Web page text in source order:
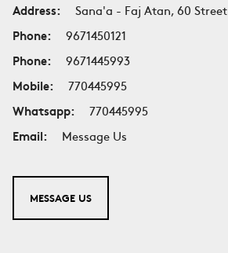
Address:
Sana'a - Faj Atan, 60 Street
Phone:
9671450121
Phone:
9671445993
Mobile:
770445995
Whatsapp:
770445995
Email:
Message Us
MESSAGE US